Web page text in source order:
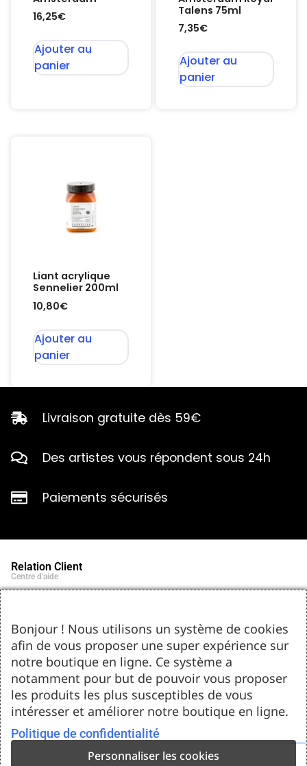
16,25€
Ajouter au
panier
Talens 75ml
7,35€
Ajouter au
panier
Liant acrylique
Sennelier 200ml
10,80€
Ajouter au
panier
Livraison gratuite dès 59€
Des artistes vous répondent sous 24h
Paiements sécurisés
Relation Client
Centre d'aide
Contact
Tel : 05.55.75.03.00
Email : contact@bozar-passion.com
Bozar Passion SARL
1 allée Louis Breguet
87220 Feytiat
Ressources d'artistes
Le blog
Club Bozar Passion
Méthodes de paiement acceptées
Bonjour ! Nous utilisons un système de cookies
afin de vous proposer une super expérience sur
notre boutique en ligne. Ce système a
notamment pour but de pouvoir vous proposer
les produits les plus susceptibles de vous
intéresser et améliorer notre boutique en ligne.
Politique de confidentialité
Personnaliser les cookies